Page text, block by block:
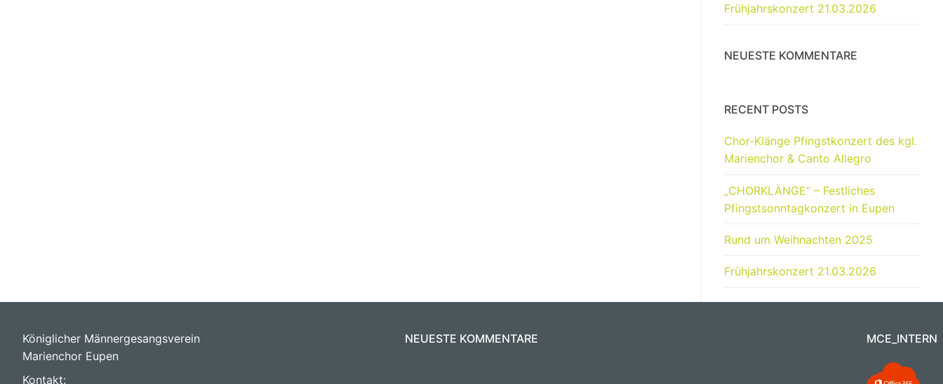
Frühjahrskonzert 21.03.2026
NEUESTE KOMMENTARE
RECENT POSTS
Chor-Klänge Pfingstkonzert des kgl.
Marienchor & Canto Allegro
„CHORKLÄNGE“ – Festliches
Pfingstsonntagkonzert in Eupen
Rund um Weihnachten 2025
Frühjahrskonzert 21.03.2026
Königlicher Männergesangsverein
Marienchor Eupen
Kontakt:
NEUESTE KOMMENTARE MCE_INTERN